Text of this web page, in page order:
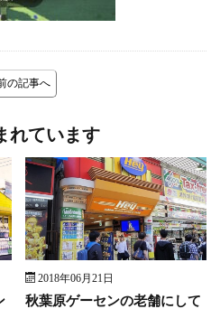
の記事へ
れています
2018年06月21日
秋葉原ゲーセンの老舗にして